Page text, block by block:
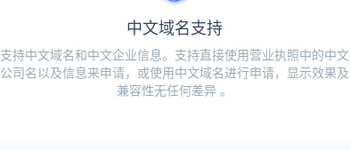
中文域名支持
支持中文域名和中文企业信息。支持直接使用营业执照中的中文
公司名以及信息来申请，或使用中文域名进行申请，显示效果及
兼容性无任何差异 。